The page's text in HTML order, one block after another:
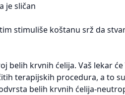
je sličan
stimuliše koštanu srž da
belih krvnih ćelija. Vaš lekar će
terapijskih procedura, a to
belih krvnih ćelija-